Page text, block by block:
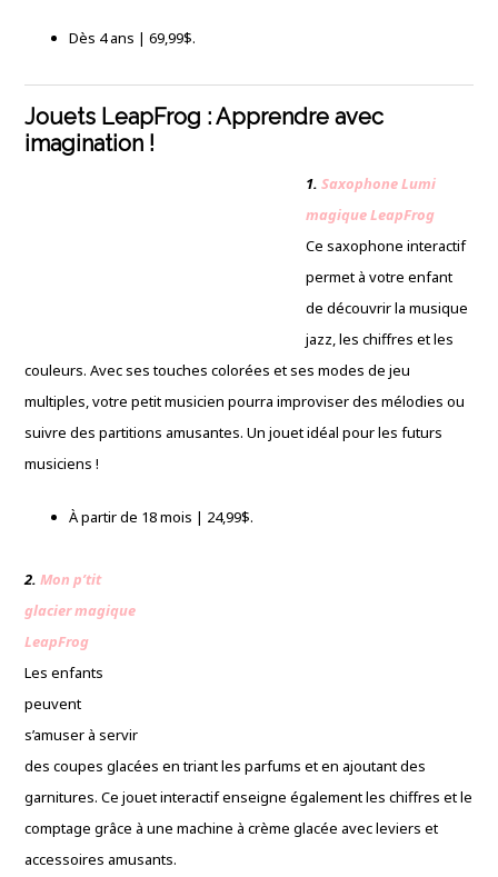
Dès 4 ans | 69,99$.
Jouets LeapFrog : Apprendre avec
imagination !
1.Saxophone Lumi
magique LeapFrog
Ce saxophone interactif
permet à votre enfant
de découvrir la musique
jazz, les chiffres et les
couleurs. Avec ses touches colorées et ses modes de jeu
multiples, votre petit musicien pourra improviser des mélodies ou
suivre des partitions amusantes. Un jouet idéal pour les futurs
musiciens !
À partir de 18 mois | 24,99$.
2.Mon p’tit
glacier magique
LeapFrog
Les enfants
peuvent
s’amuser à servir
des coupes glacées en triant les parfums et en ajoutant des
garnitures. Ce jouet interactif enseigne également les chiffres et le
comptage grâce à une machine à crème glacée avec leviers et
accessoires amusants.